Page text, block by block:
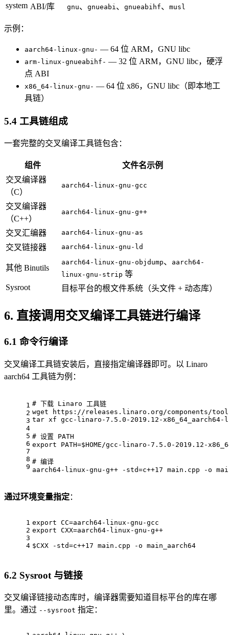
system ABI/库 gnu、 gnueabi 、 gnueabihf、 musl
示例：
aarch64-linux-gnu- — 64 位 ARM，GNU libc
arm-linux-gnueabihf- — 32 位 ARM，GNU libc，硬浮
点 ABI
x86_64-linux-gnu- — 64 位 x86，GNU libc（即本地工
具链）
5.4 工具链组成
一套完整的交叉编译工具链包含：
组件
文件名示例
交叉编译器
（C）
aarch64-linux-gnu-gcc
交叉编译器
（C++）
aarch64-linux-gnu-g++
交叉汇编器 aarch64-linux-gnu-as
交叉链接器 aarch64-linux-gnu-ld
其他 Binutils
aarch64-linux-gnu-objdump、
aarch64-
linux-gnu-strip 等
Sysroot
目标平台的根文件系统（头文件 + 动态库）
6. 直接调用交叉编译工具链进行编译
6.1 命令行编译
交叉编译工具链安装后，直接指定编译器即可。以 Linaro
aarch64 工具链为例：
1
2
3
4
5
6
7
8
9
# 下载 Linaro 工具链
wget https://releases.linaro.org/components/
tar xf gcc-linaro-7.5.0-2019.12-
# 设置 PATH
export PATH=$HOME/gcc-linaro-7.5.0-2019.12-
# 编译
aarch64-linux-gnu-g++ -std=c++17 main.cpp -o
通过环境变量指定：
1
2
3
4
export CC=aarch64-linux-gnu-gcc
export CXX=aarch64-linux-gnu-g++
$CXX -std=c++17 main.cpp -o main_aarch64
6.2 Sysroot 与链接
交叉编译链接动态库时，编译器需要知道目标平台的库在哪
里。通过 --sysroot 指定：